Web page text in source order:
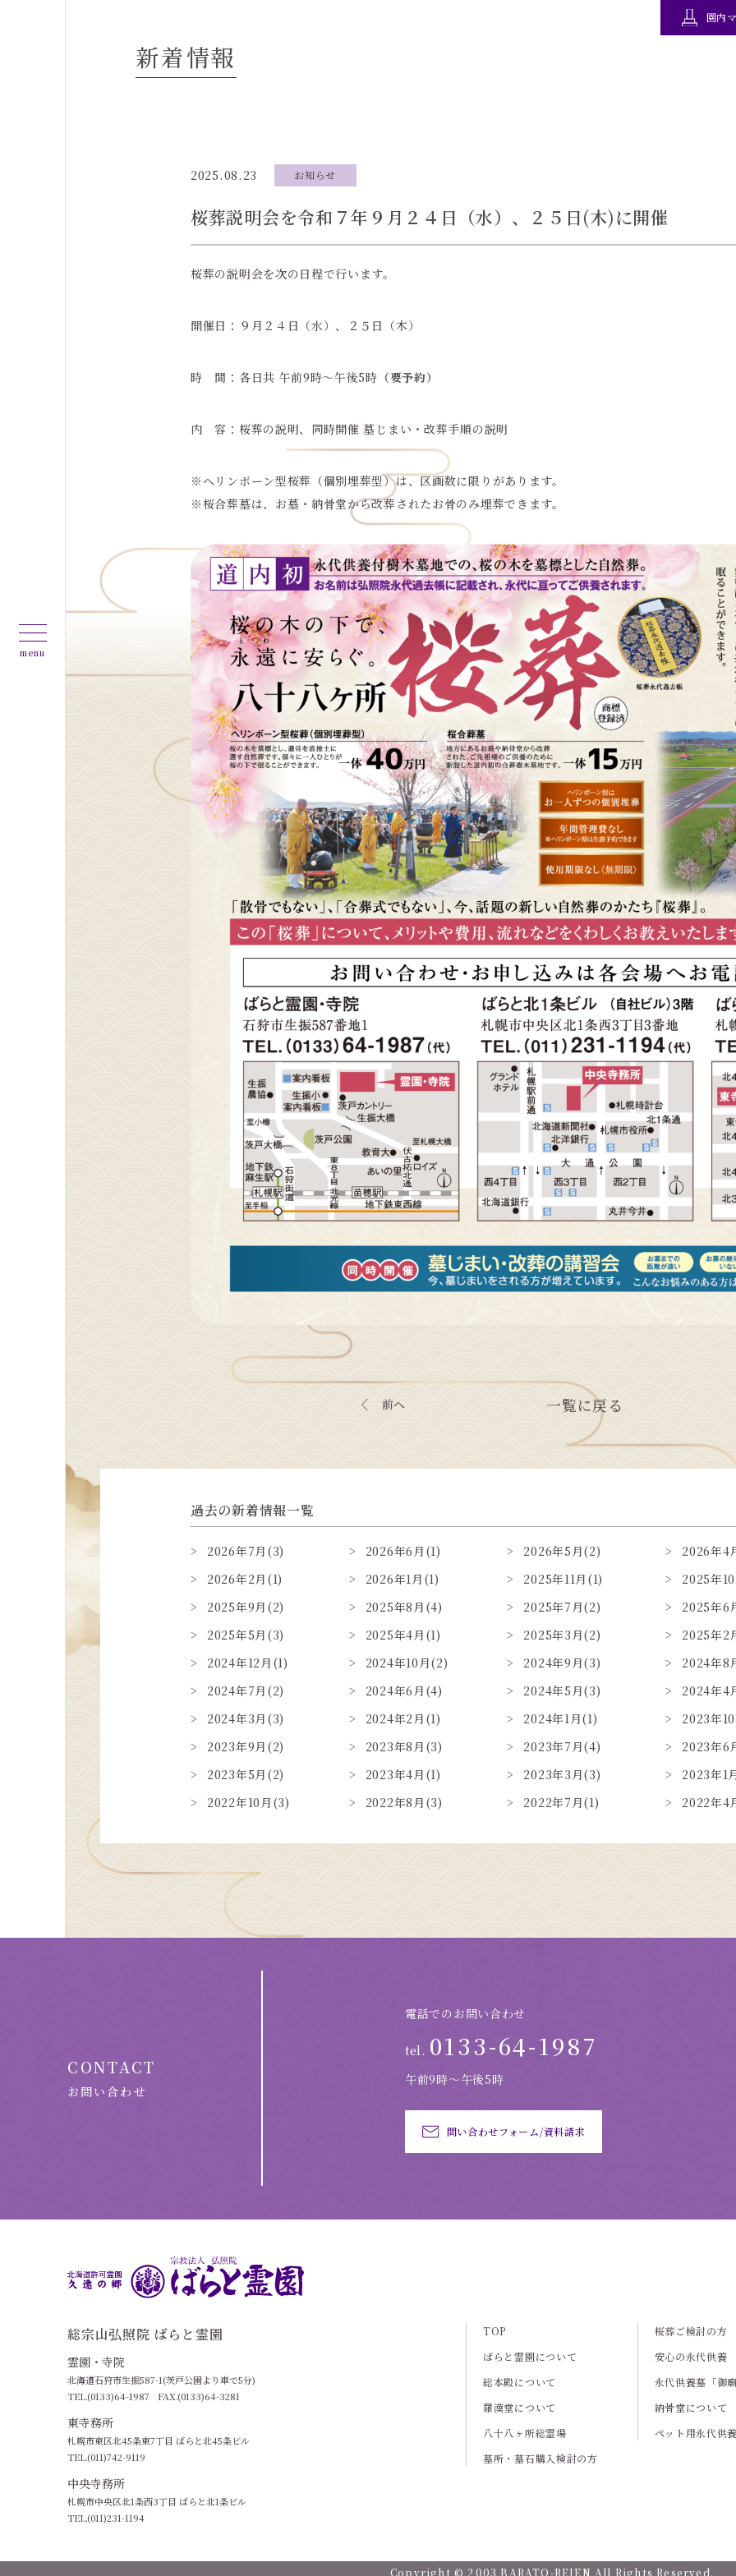
menu
園内
新着情報
2025.08.23 お知らせ
桜葬説明会を令和７年９月２４日（水）、２５日(木)に開催
桜葬の説明会を次の日程で行います。
開催日：９月２４日（水）、２５日（木）
時 間：各日共 午前9時〜午後5時 （要予約）
内 容：桜葬の説明、同時開催 墓じまい・改葬手順の説明
※ヘリンボーン型桜葬（個別埋葬型）は、区画数に限りがあります。
※桜合葬墓は、お墓・納骨堂から改葬されたお骨のみ埋葬できます。
前へ 一覧に戻る
過去の新着情報一覧
2026年7月(3) 2026年6月(1) 2026年5月(2)
2026年4
2026年2月(1)
2026年1月(1) 2025年11月(1)
2025年
2025年9月(2)
2025年8月(4) 2025年7月(2)
2025年6
2025年5月(3)
2025年4月(1) 2025年3月(2)
2025年2
2024年12月(1)
2024年10月(2) 2024年9月(3)
2024年8
2024年7月(2)
2024年6月(4) 2024年5月(3)
2024年4
2024年3月(3)
2024年2月(1) 2024年1月(1)
2023年
2023年9月(2)
2023年8月(3) 2023年7月(4)
2023年6
2023年5月(2)
2023年4月(1) 2023年3月(3)
2023年1
2022年10月(3)
2022年8月(3) 2022年7月(1) 2022年4
CONTACT
お問い合わせ
電話でのお問い合わせ
tel. 0133-64-1987
午前9時～午後5時
問い合わせフォーム/資料請求
総宗山弘照院 ばらと霊園
霊園・寺院
北海道石狩市生振587-1(茨戸公園より車で5分)
TEL.(0133)64-1987
FAX.(0133)64-3281
東寺務所
札幌市東区北45条東7丁目 ばらと北45条ビル
TEL.(011)742-9119
中央寺務所
札幌市中央区北1条西3丁目 ばらと北1条ビル
TEL.(011)231-1194
TOP
ばらと霊園について
総本殿について
羅漢堂について
八十八ヶ所総霊場
墓所・墓石購入検討の方
桜葬ご検討の方
安心の永代供養
永代供養墓「御
納骨堂について
ペット用永代供
Copyright © 2003 BARATO-REIEN All Rights Reserved.